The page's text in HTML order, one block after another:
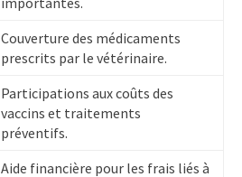
Couverture des médicaments
prescrits par le vétérinaire.
Participations aux coûts des
vaccins et traitements
préventifs.
Aide financière pour les frais liés à